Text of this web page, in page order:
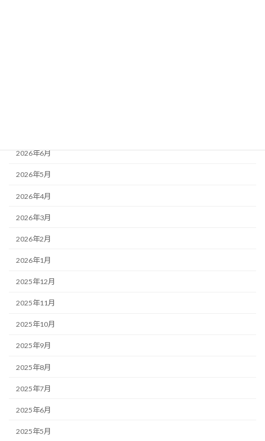
2026年6月
2026年5月
2026年4月
2026年3月
2026年2月
2026年1月
2025年12月
2025年11月
2025年10月
2025年9月
2025年8月
2025年7月
2025年6月
2025年5月